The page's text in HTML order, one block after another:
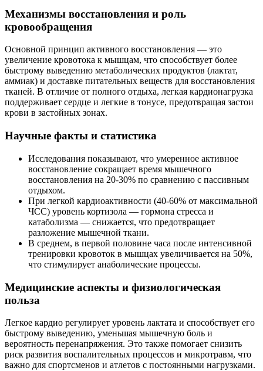
Механизмы восстановления и роль
кровообращения
Основной принцип активного восстановления — это
увеличение кровотока к мышцам, что способствует более
быстрому выведению метаболических продуктов (лактат,
аммиак) и доставке питательных веществ для восстановления
тканей. В отличие от полного отдыха, легкая кардионагрузка
поддерживает сердце и легкие в тонусе, предотвращая застои
крови в застойных зонах.
Научные факты и статистика
Исследования показывают, что умеренное активное
восстановление сокращает время мышечного
восстановления на 20-30% по сравнению с пассивным
отдыхом.
При легкой кардиоактивности (40-60% от максимальной
ЧСС) уровень кортизола — гормона стресса и
катаболизма — снижается, что предотвращает
разложение мышечной ткани.
В среднем, в первой половине часа после интенсивной
тренировки кровоток в мышцах увеличивается на 50%,
что стимулирует анаболические процессы.
Медицинские аспекты и физиологическая
польза
Легкое кардио регулирует уровень лактата и способствует его
быстрому выведению, уменьшая мышечную боль и
вероятность перенапряжения. Это также помогает снизить
риск развития воспалительных процессов и микротравм, что
важно для спортсменов и атлетов с постоянными нагрузками.